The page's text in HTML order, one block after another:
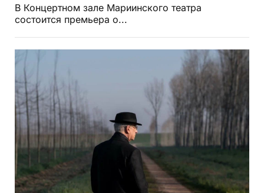
В Концертном зале Мариинского театра
состоится премьера о...